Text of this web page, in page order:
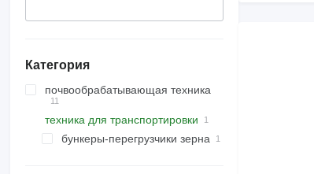
Категория
почвообрабатывающая техника
агрегаты предпосевные
катки сельхозтехника
техника для транспортировки
бункеры-перегрузчики зерна